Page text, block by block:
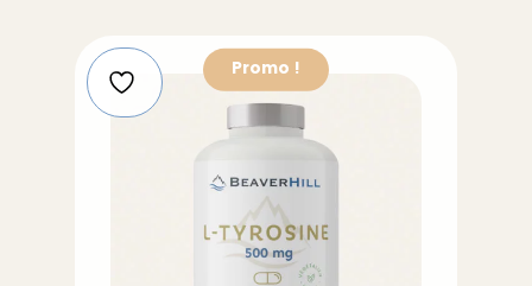
120
gélules
Promo !